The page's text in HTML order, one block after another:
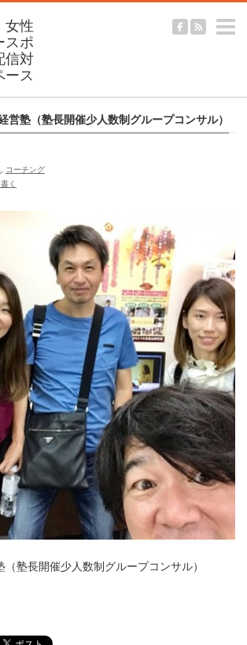
営塾（塾長開催少人数制グループコンサル）
コーチング
く
（塾長開催少人数制グループコンサル）